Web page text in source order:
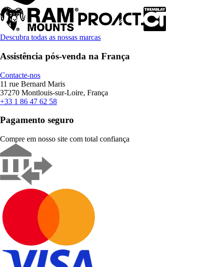
Descubra todas as nossas marcas
Assistência pós-venda na França
Contacte-nos
11 rue Bernard Maris
37270 Montlouis-sur-Loire, França
+33 1 86 47 62 58
Pagamento seguro
Compre em nosso site com total confiança